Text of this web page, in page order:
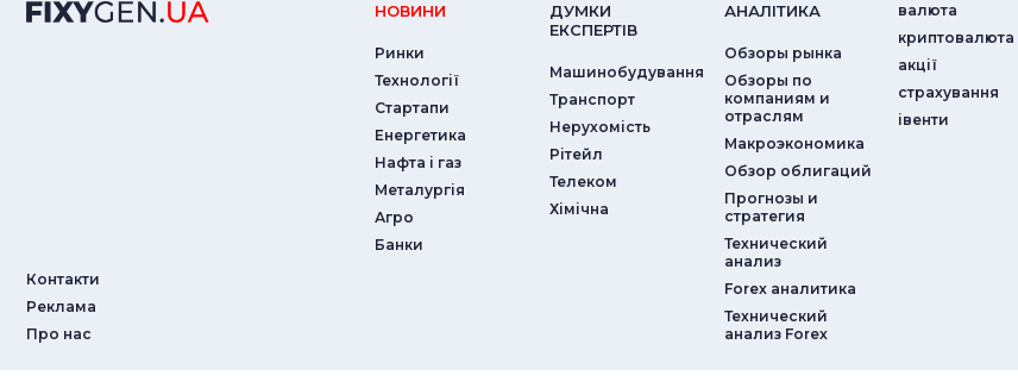
Контакти
Реклама
Про нас
НОВИНИ
Ринки
Технології
Стартапи
Енергетика
Нафта і газ
Металургія
Агро
Банки
ДУМКИ
ЕКСПЕРТIВ
Машинобудування
Транспорт
Нерухомість
Рітейл
Телеком
Хімічна
АНАЛIТИКА
Обзоры рынка
Обзоры по
компаниям и
отраслям
Макроэкономика
Обзор облигаций
Прогнозы и
стратегия
Технический
анализ
Forex аналитика
Технический
анализ Forex
валюта
криптовалюта
акції
страхування
iвенти